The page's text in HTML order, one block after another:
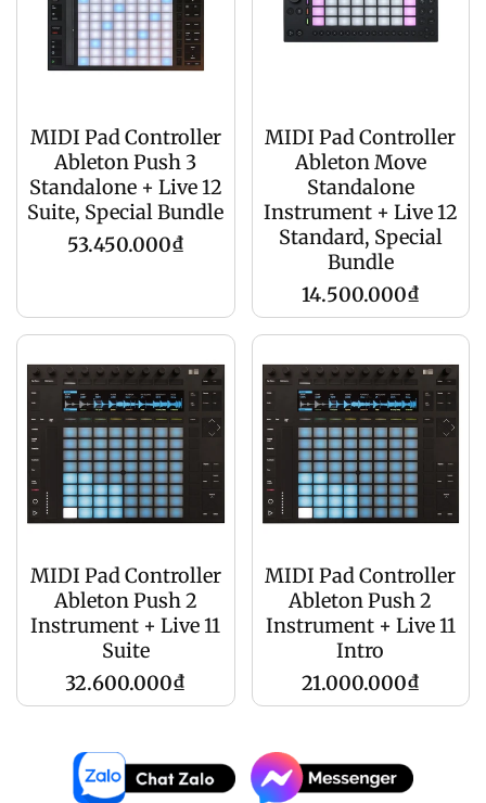
MIDI Pad Controller
Ableton Push 3
Standalone + Live 12
Suite, Special Bundle
Giá
53.450.000₫
MIDI Pad Controller
Ableton Move
Standalone
Instrument + Live 12
Standard, Special
Bundle
Giá
14.500.000₫
MIDI Pad Controller
Ableton Push 2
Instrument + Live 11
Suite
Giá
gốc
32.600.000₫
MIDI Pad Controller
Ableton Push 2
Instrument + Live 11
Intro
Giá
gốc
21.000.000₫